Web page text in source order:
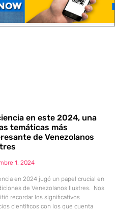
en este 2024, una
temáticas más
de Venezolanos
1, 2024
en 2024 jugó un papel crucial en
de Venezolanos Ilustres. Nos
recordar los significativos
científicos con los que cuenta